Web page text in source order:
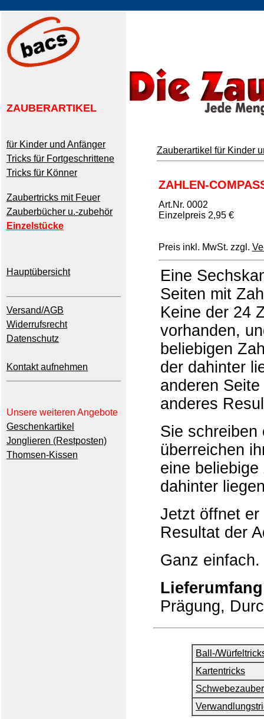
ZAUBERARTIKEL
für Kinder und Anfänger
Tricks für Fortgeschrittene
Tricks für Könner
Zaubertricks mit Feuer
Zauberbücher u.-zubehör
Einzelstücke
Hauptübersicht
Versand/AGB
Widerrufsrecht
Datenschutz
Kontakt aufnehmen
Unsere weiteren Angebote
Geschenkartikel
Jonglieren (Restposten)
Thomsen-Kissen
Zauberartikel für Kinder
ZAHLEN-
Art.Nr. 0002
Einzelpreis 2,95 €
Preis inkl. MwSt. zzgl.
Eine
Seiten mit
Keine der 24
vorhanden,
beliebigen
der dahinter
anderen
anderes
Sie schreiben
überreichen
eine
dahinter
Jetzt öffnet er
Resultat der
Ganz
Prägung,
Ball-/
Kartentricks
Schwebezauber